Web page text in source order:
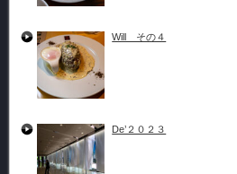
Will その４
De’２０２３